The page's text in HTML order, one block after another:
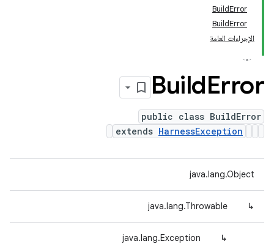
BuildError
BuildError
الإجراءات العامة
BuildError
public class BuildError
extends HarnessException
java.lang.Object
↳
java.lang.Throwable
↳
java.lang.Exception